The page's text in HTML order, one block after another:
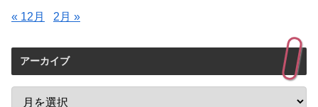
« 12月 2月 »
アーカイブ